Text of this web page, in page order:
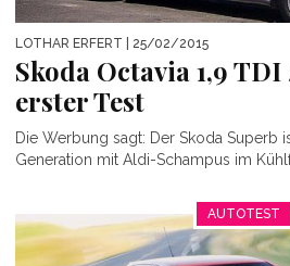
LOTHAR ERFERT | 25/02/2015
Skoda Octavia 1,9 TDI
erster Test
Die Werbung sagt: Der Skoda Superb
Generation mit Aldi-Schampus im
AUTOTEST